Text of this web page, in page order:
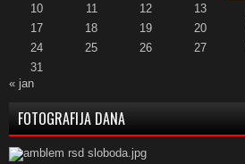
10
11 12 13
17
18 19 20
24
25 26 27
31
« jan
FOTOGRAFIJA DANA